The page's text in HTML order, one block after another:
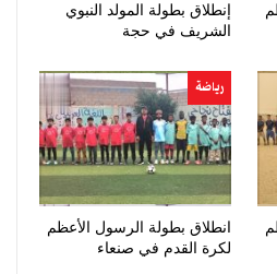
إنطلاق بطولة المولد النبوي
الشريف في حجة
رياضة
انطلاق بطولة الرسول الأعظم
لكرة القدم في صنعاء